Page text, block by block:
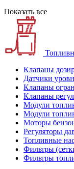
Показать все
Клапаны
Датчики
Клапаны
Клапаны
Модули
Модули
Моторы
Регуляторы
Топливные
Фильтры
Фильтры